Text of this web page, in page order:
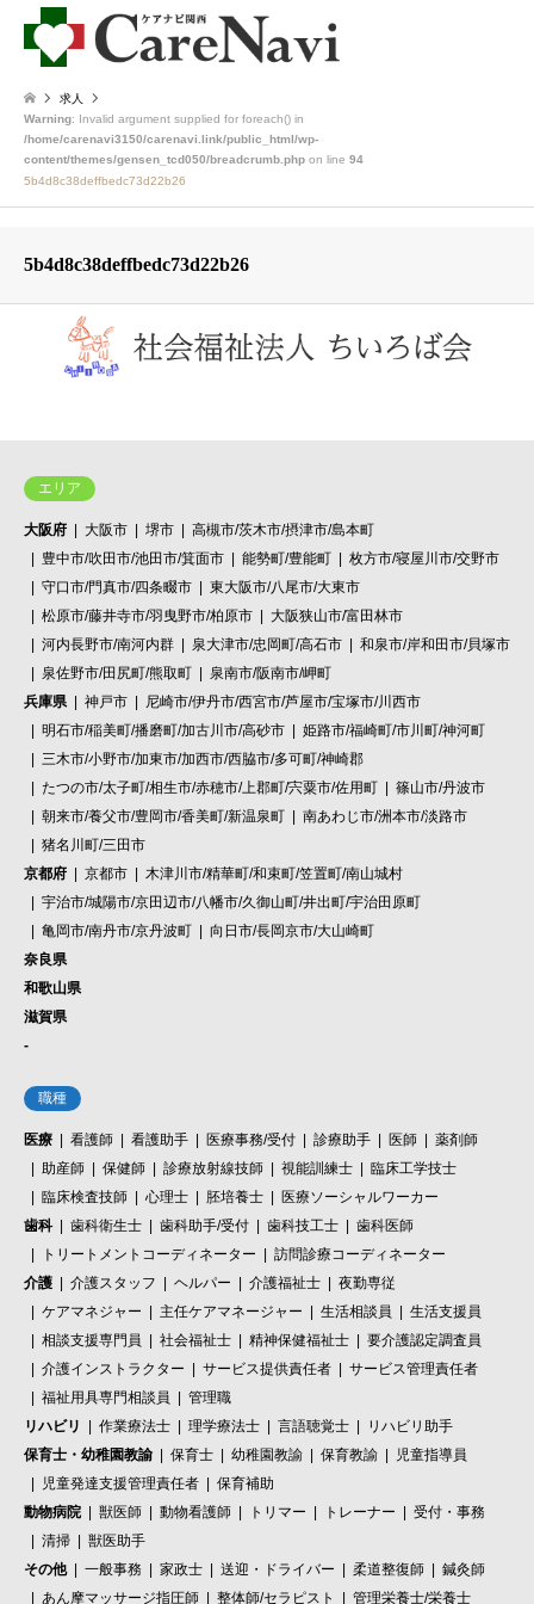
求人
Warning: Invalid argument supplied for foreach() in
/home/carenavi3150/carenavi.link/public_html/wp-
content/themes/gensen_tcd050/breadcrumb.php on line 94
5b4d8c38deffbedc73d22b26
5b4d8c38deffbedc73d22b26
エリア
大阪府 大阪市 堺市
高槻市/茨木市/摂津市/島本町
豊中市/吹田市/池田市/箕面市
能勢町/豊能町
枚方市/寝屋川市/交野市
守口市/門真市/四条畷市
東大阪市/八尾市/大東市
松原市/藤井寺市/羽曳野市/柏原市
大阪狭山市/富田林市
河内長野市/南河内群
泉大津市/忠岡町/高石市
和泉市/岸和田市/貝塚市
泉佐野市/田尻町/熊取町
泉南市/阪南市/岬町
兵庫県
神戸市
尼崎市/伊丹市/西宮市/芦屋市/宝塚市/川西市
明石市/稲美町/播磨町/加古川市/高砂市
姫路市/福崎町/市川町/神河町
三木市/小野市/加東市/加西市/西脇市/多可町/神崎郡
たつの市/太子町/相生市/赤穂市/上郡町/宍粟市/佐用町
篠山市/丹波市
朝来市/養父市/豊岡市/香美町/新温泉町
南あわじ市/洲本市/淡路市
猪名川町/三田市
京都府
京都市
木津川市/精華町/和束町/笠置町/南山城村
宇治市/城陽市/京田辺市/八幡市/久御山町/井出町/宇治田原町
亀岡市/南丹市/京丹波町
向日市/長岡京市/大山崎町
奈良県
和歌山県
滋賀県
-
職種
医療 看護師 看護助手 医療事務/受付 診療助手 医師
薬剤師
助産師
保健師 診療放射線技師 視能訓練士
臨床工学技士
臨床検査技師
心理士 胚培養士
医療ソーシャルワーカー
歯科
歯科衛生士 歯科助手/受付 歯科技工士
歯科医師
トリートメントコーディネーター
訪問診療コーディネーター
介護
介護スタッフ ヘルパー 介護福祉士
夜勤専従
ケアマネジャー
主任ケアマネージャー 生活相談員
生活支援員
相談支援専門員
社会福祉士 精神保健福祉士
要介護認定調査員
介護インストラクター
サービス提供責任者
サービス管理責任者
福祉用具専門相談員
管理職
リハビリ
作業療法士 理学療法士 言語聴覚士
リハビリ助手
保育士・幼稚園教諭
保育士 幼稚園教諭 保育教諭
児童指導員
児童発達支援管理責任者
保育補助
動物病院
獣医師 動物看護師 トリマー トレーナー
受付・事務
清掃
獣医助手
その他
一般事務 家政士 送迎・ドライバー 柔道整復師
鍼灸師
あん摩マッサージ指圧師
整体師/セラピスト 管理栄養士/栄養士